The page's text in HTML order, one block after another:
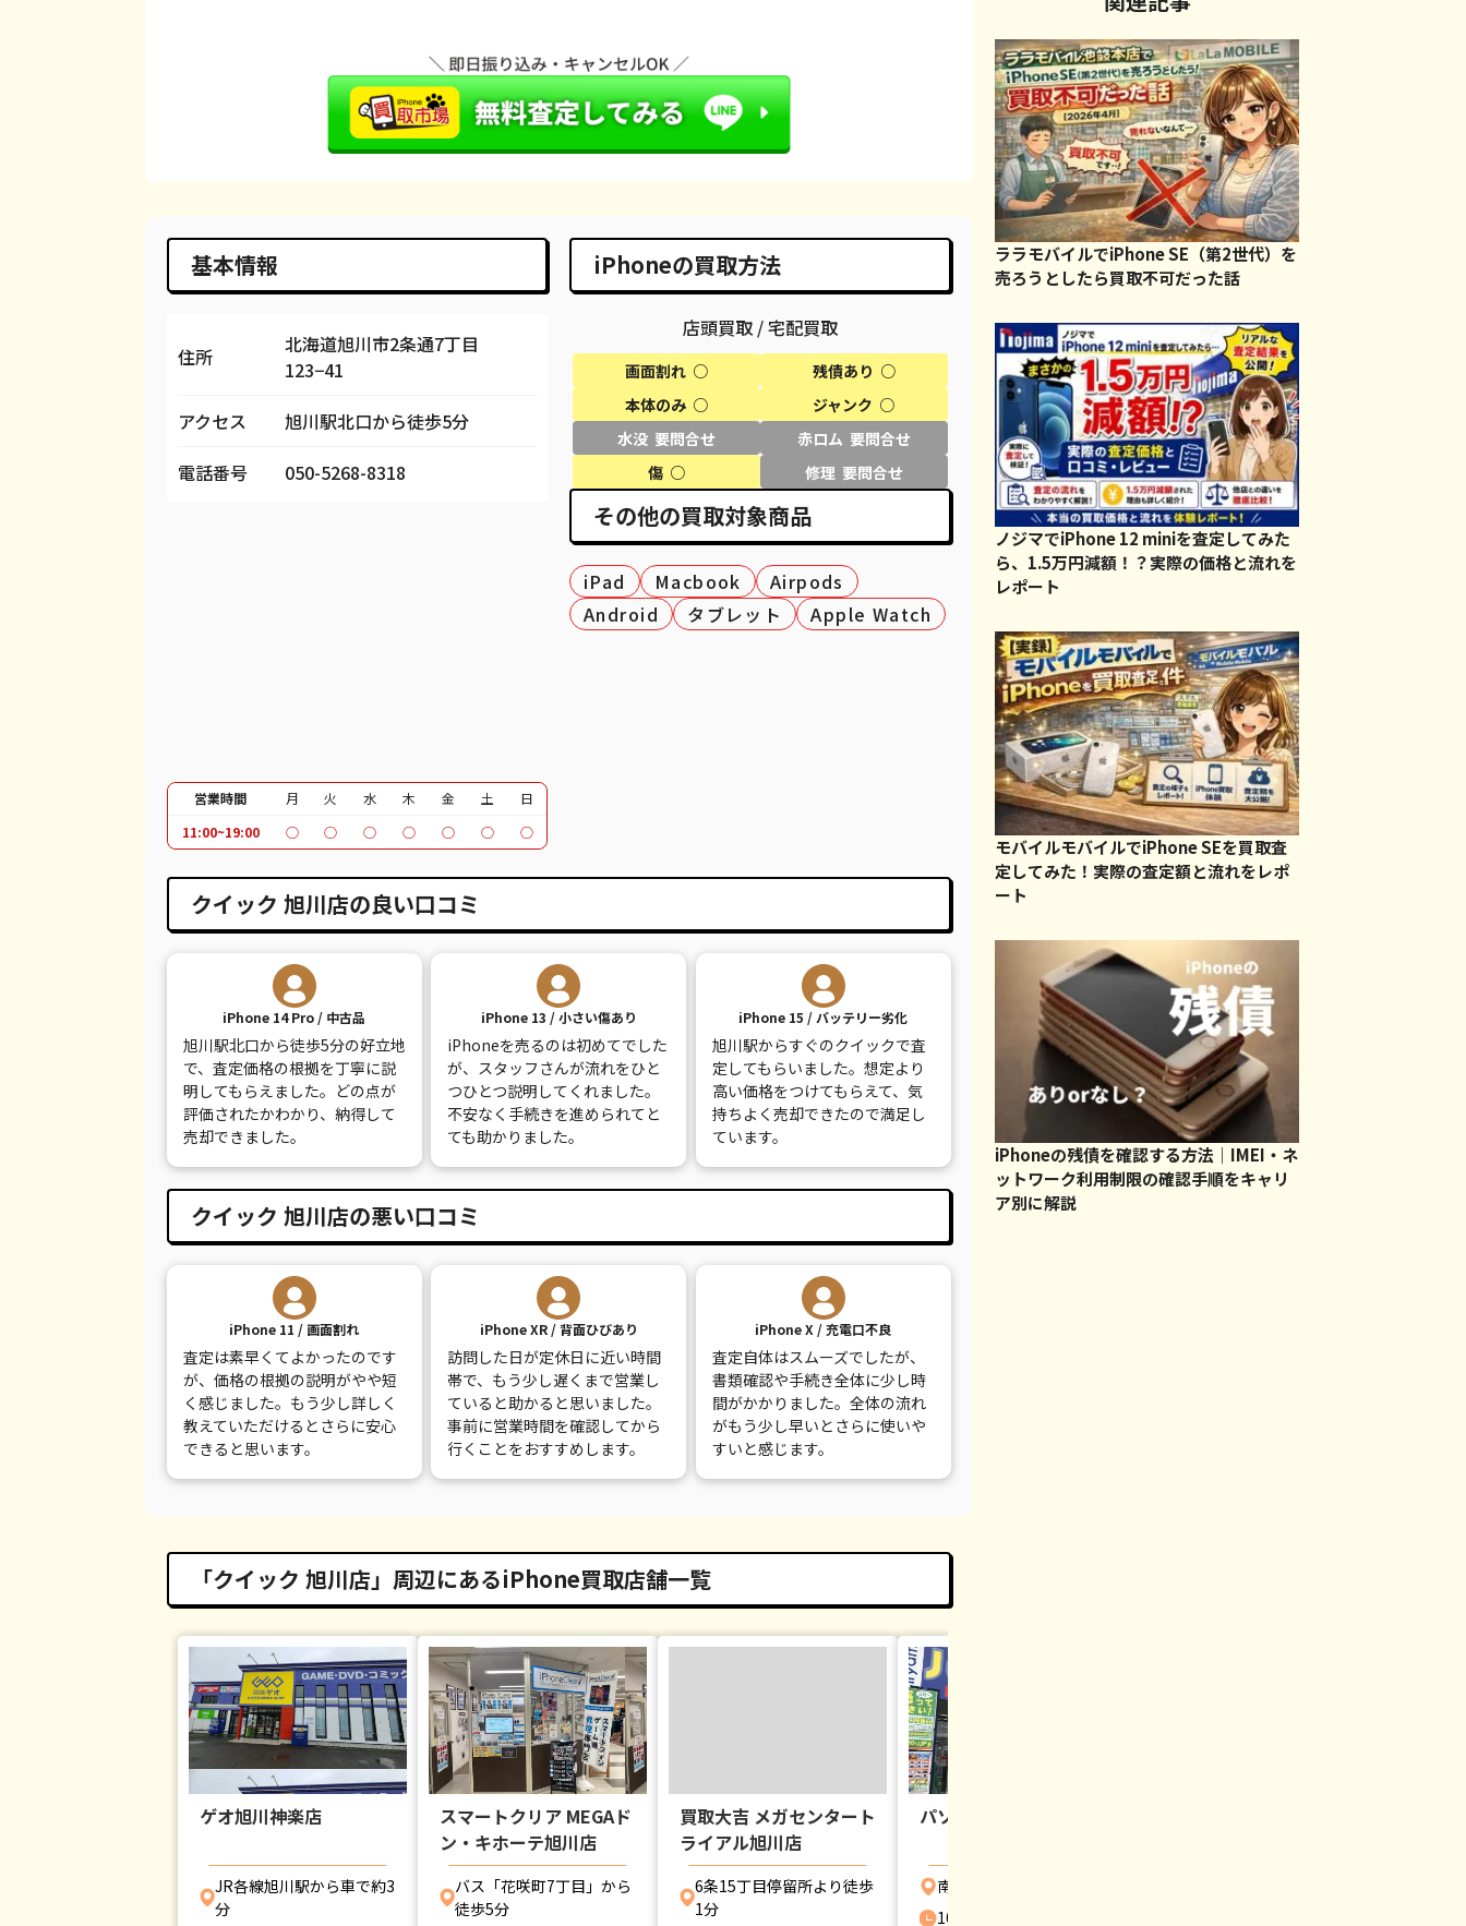
iPhone 14 Pro Max
iPhone SE 3
iPhone 13 Pro
iPhone 13 Pro Max
iPhone 11 Pro
iPhone 11 Pro Max
iPhone XR
iPhone XS
iPhone XS Max
iPhone X
iPhone 8 Plus
iPhone 8
都度見積(非公開)
都度見積(非公開)
都度見積(非公開)
都度見積(非公開)
都度見積(非公開)
都度見積(非公開)
都度見積(非公開)
都度見積(非公開)
都度見積(非公開)
都度見積(非公開)
都度見積(非公開)
都度見積(非公開)
都度見積(非公開)
都度見積(非公開)
都度見積(非公開)
都度見積(非公開)
¥143,100
¥66,600
¥66,600
¥98,100
¥29,600
¥30,600
¥39,600
¥18,100
¥20,600
¥14,100
¥30,100
¥9,100
¥127,000
¥66,000
¥65,000
¥95,000
¥29,000
¥50,000
¥61,000
¥69,000
¥25,000
¥37,000
¥48,000
¥14,000
¥15,000
¥10,000
¥13,000
¥8,000
¥66,000
¥60,000
¥93,000
¥29,000
¥45,000
¥58,000
¥27,000
¥38,000
¥45,000
¥15,000
¥17,000
¥11,000
¥13,000
¥8,500
¥93,000
¥25,000
¥40,000
¥55,000
¥63,000
¥45,000
¥8,000
¥12,000
¥6,000
¥5,000
¥5,000
基本情報
住所
北海道旭川市2条通7丁目
123−41
アクセス
旭川駅北口から徒歩5分
電話番号
050-5268-8318
営業時間 月 火 水 木 金 土
日
11:00~19:00
○ ○ ○ ○ ○ ○ ○
iPhoneの買取方法
店頭買取 / 宅配買取
画面割れ ○
残債あり ○
本体のみ ○
ジャンク ○
水没 要問合せ
赤ロム 要問合せ
傷 ○
修理 要問合せ
その他の買取対象商品
iPad Macbook
Airpods
Android
タブレット Apple Watch
クイック 旭川店の良い口コミ
iPhone 14 Pro / 中古品
旭川駅北口から徒歩5分の好立地
で、査定価格の根拠を丁寧に説
明してもらえました。どの点が
評価されたかわかり、納得して
売却できました。
iPhone 13 / 小さい傷あり
iPhoneを売るのは初めてでした
が、スタッフさんが流れをひと
つひとつ説明してくれました。
不安なく手続きを進められてと
ても助かりました。
iPhone 15 / バッテリー劣化
旭川駅からすぐのクイックで査
定してもらいました。想定より
高い価格をつけてもらえて、気
持ちよく売却できたので満足し
ています。
クイック 旭川店の悪い口コミ
iPhone 11 / 画面割れ
査定は素早くてよかったのです
が、価格の根拠の説明がやや短
く感じました。もう少し詳しく
教えていただけるとさらに安心
できると思います。
iPhone XR / 背面ひびあり
訪問した日が定休日に近い時間
帯で、もう少し遅くまで営業し
ていると助かると思いました。
事前に営業時間を確認してから
行くことをおすすめします。
iPhone X / 充電口不良
査定自体はスムーズでしたが、
書類確認や手続き全体に少し時
間がかかりました。全体の流れ
がもう少し早いとさらに使いや
すいと感じます。
「クイック 旭川店」周辺にあるiPhone買取店舗一覧
ゲオ旭川神楽店
JR各線旭川駅から車で約3
分
スマートクリア MEGAド
ン・キホーテ旭川店
バス「花咲町7丁目」から
徒歩5分
買取大吉 メガセンタート
ライアル旭川店
6条15丁目停留所より徒歩
1分
パソコン工房 旭川店
南永山駅より徒歩5分
10:30〜 19:00
ララモバイルでiPhone SE（第2世代）を
売ろうとしたら買取不可だった話
ノジマでiPhone 12 miniを査定してみた
ら、1.5万円減額！？実際の価格と流れを
レポート
モバイルモバイルでiPhone SEを買取査
定してみた！実際の査定額と流れをレポ
ート
iPhoneの残債を確認する方法｜IMEI・ネ
ットワーク利用制限の確認手順をキャリ
ア別に解説